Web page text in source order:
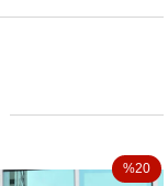
%20